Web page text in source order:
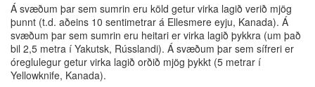
Á svæðum þar sem sumrin eru köld getur virka lagið verið mjög
þunnt (t.d. aðeins 10 sentimetrar á Ellesmere eyju, Kanada). Á
svæðum þar sem sumrin eru heitari er virka lagið þykkra (um það
bil 2,5 metra í Yakutsk, Rússlandi). Á svæðum þar sem sífreri er
óreglulegur getur virka lagið orðið mjög þykkt (5 metrar í
Yellowknife, Kanada).